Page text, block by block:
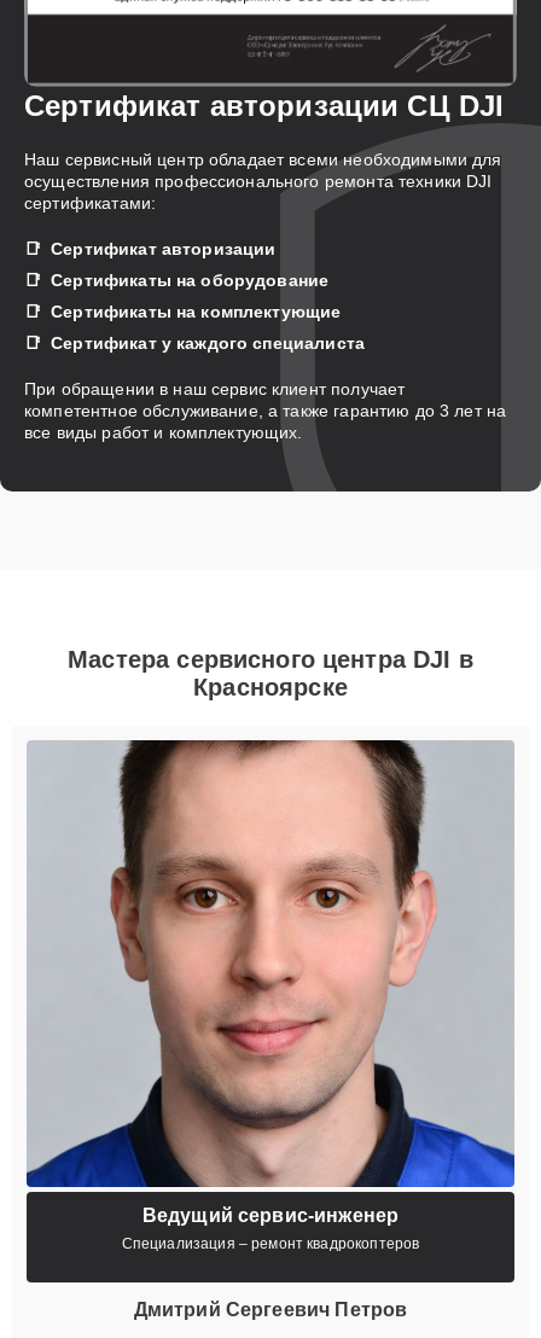
Сертификат авторизации СЦ DJI
Наш сервисный центр обладает всеми необходимыми для
осуществления профессионального ремонта техники DJI
сертификатами:
Сертификат авторизации
Сертификаты на оборудование
Сертификаты на комплектующие
Сертификат у каждого специалиста
При обращении в наш сервис клиент получает
компетентное обслуживание, а также гарантию до 3 лет на
все виды работ и комплектующих.
Мастера сервисного центра DJI в
Красноярске
Ведущий сервис-инженер
Специализация – ремонт квадрокоптеров
Дмитрий Сергеевич Петров